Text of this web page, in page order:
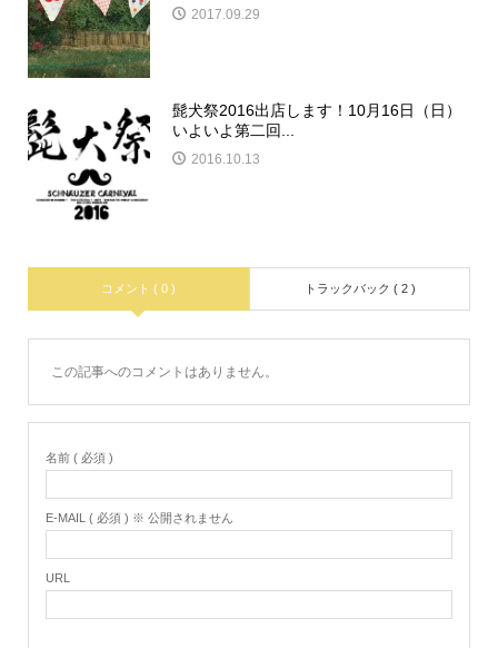
2017.09.29
髭犬祭2016出店します！10月16日（日）
いよいよ第二回...
2016.10.13
コメント ( 0 ) トラックバック ( 2 )
この記事へのコメントはありません。
名前 ( 必須 )
E-MAIL ( 必須 ) ※ 公開されません
URL